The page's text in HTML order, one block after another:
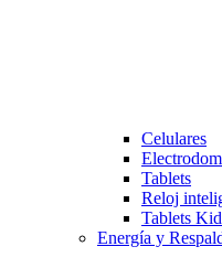
Celulares
Tablets
Reloj
Tablets
Energía y